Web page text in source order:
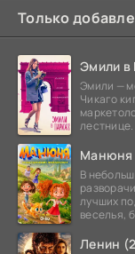
Только
Эмили в
Эмили —
Чикаго
Манюня
В
лучших
веселья,
Ленин